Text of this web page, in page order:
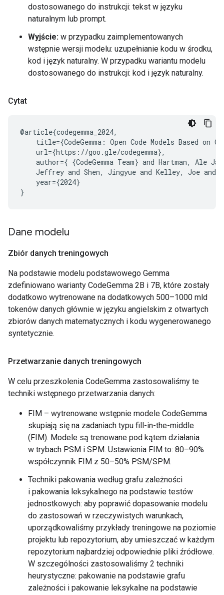
dostosowanego do instrukcji: tekst w języku
naturalnym lub prompt.
Wyjście: w przypadku zaimplementowanych
wstępnie wersji modelu: uzupełnianie kodu w środku,
kod i język naturalny. W przypadku wariantu modelu
dostosowanego do instrukcji: kod i język naturalny.
Cytat
@article{codegemma_2024,
title={CodeGemma: Open Code Models Based on
    url={https://goo.gle/codegemma},
author={ {CodeGemma Team} and Hartman, Ale
Jeffrey and Shen, Jingyue and Kelley, Joe and
    year={2024}
Dane modelu
Zbiór danych treningowych
Na podstawie modelu podstawowego Gemma
zdefiniowano warianty CodeGemma 2B i 7B, które zostały
dodatkowo wytrenowane na dodatkowych 500–1000 mld
tokenów danych głównie w języku angielskim z otwartych
zbiorów danych matematycznych i kodu wygenerowanego
syntetycznie.
Przetwarzanie danych treningowych
W celu przeszkolenia CodeGemma zastosowaliśmy te
techniki wstępnego przetwarzania danych:
FIM – wytrenowane wstępnie modele CodeGemma
skupiają się na zadaniach typu fill-in-the-middle
(FIM). Modele są trenowane pod kątem działania
w trybach PSM i SPM. Ustawienia FIM to: 80–90%
współczynnik FIM z 50–50% PSM/SPM.
Techniki pakowania według grafu zależności
i pakowania leksykalnego na podstawie testów
jednostkowych: aby poprawić dopasowanie modelu
do zastosowań w rzeczywistych warunkach,
uporządkowaliśmy przykłady treningowe na poziomie
projektu lub repozytorium, aby umieszczać w każdym
repozytorium najbardziej odpowiednie pliki źródłowe.
W szczególności zastosowaliśmy 2 techniki
heurystyczne: pakowanie na podstawie grafu
zależności i pakowanie leksykalne na podstawie